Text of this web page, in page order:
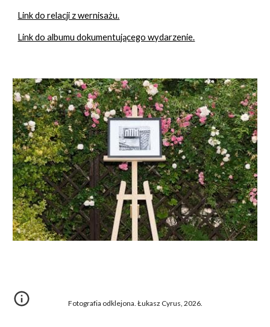
Link do relacji z wernisażu.
Link do albumu dokumentującego wydarzenie.
Fotografia odklejona. Łukasz Cyrus, 2026.